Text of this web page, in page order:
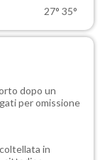
27° 35°
dopo un
per omissione
in